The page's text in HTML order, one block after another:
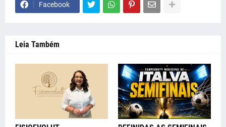
Facebook
Leia Também